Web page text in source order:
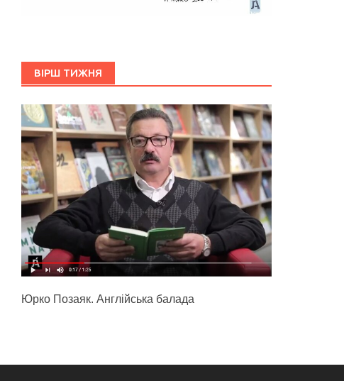
ВІРШ ТИЖНЯ
Юрко Позаяк. Англійська балада